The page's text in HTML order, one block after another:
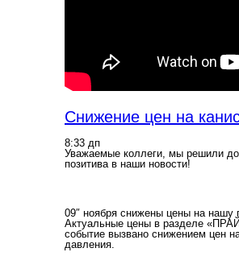
Снижение цен на
8:33 дп
Уважаемые коллеги, мы решили
позитива в наши новости!
09″ ноября снижены цены на нашу
Актуальные цены в разделе
событие вызвано снижением цен
давления.